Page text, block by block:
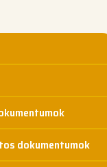
dokumentumok